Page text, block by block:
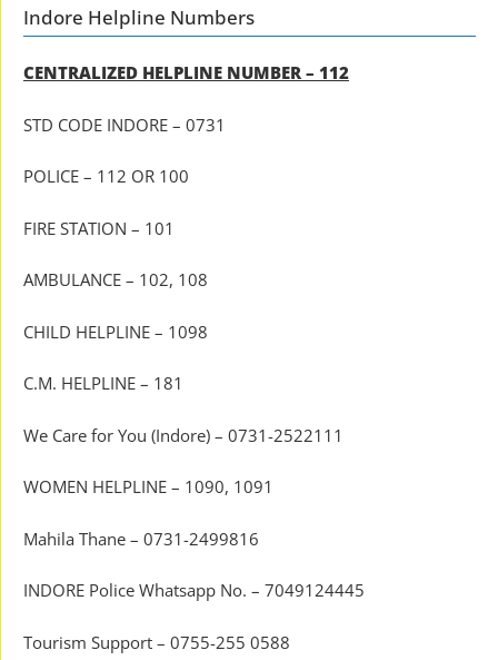
Indore Helpline Numbers
CENTRALIZED HELPLINE NUMBER – 112
STD CODE INDORE – 0731
POLICE – 112 OR 100
FIRE STATION – 101
AMBULANCE – 102, 108
CHILD HELPLINE – 1098
C.M. HELPLINE – 181
We Care for You (Indore) – 0731-2522111
WOMEN HELPLINE – 1090, 1091
Mahila Thane – 0731-2499816
INDORE Police Whatsapp No. – 7049124445
Tourism Support – 0755-255 0588